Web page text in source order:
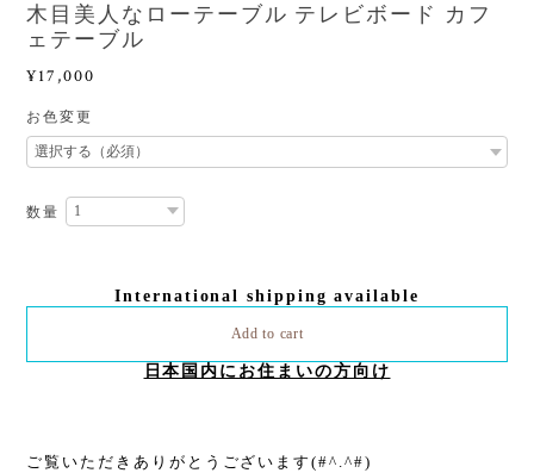
木目美人なローテーブル テレビボード カフ
ェテーブル
¥17,000
お色変更
数量
International shipping available
Add to cart
日本国内にお住まいの方向け
ご覧いただきありがとうございます(#^.^#)